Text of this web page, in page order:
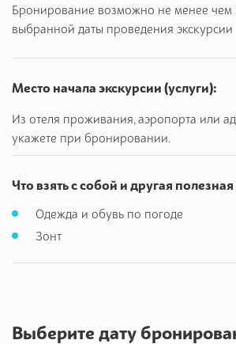
Бронирование возможно не менее чем
выбранной даты проведения экскурсии
Место начала экскурсии (услуги):
Из отеля проживания, аэропорта или
укажете при бронировании.
Что взять с собой и другая
Одежда и обувь по погоде
Зонт
Выберите дату